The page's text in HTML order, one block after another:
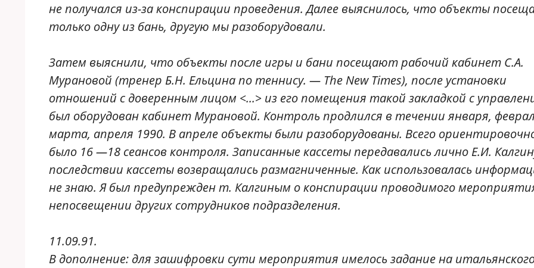
не получался из-за конспирации проведения. Далее выяснилось, что объекты
только одну из бань, другую мы разоборудовали.
Затем выяснили, что объекты после игры и бани посещают рабочий кабинет С.А.
Мурановой (тренер Б.Н. Ельцина по теннису. — The New Times), после установки
отношений с доверенным лицом <...> из его помещения такой закладкой с
был оборудован кабинет Мурановой. Контроль продлился в течении января,
марта, апреля 1990. В апреле объекты были разоборудованы. Всего
было 16 —18 сеансов контроля. Записанные кассеты передавались лично Е.И.
последствии кассеты возвращались размагниченные. Как использовалась
не знаю. Я был предупрежден т. Калгиным о конспирации проводимого
непосвещении других сотрудников подразделения.
11.09.91.
В дополнение: для зашифровки сути мероприятия имелось задание на